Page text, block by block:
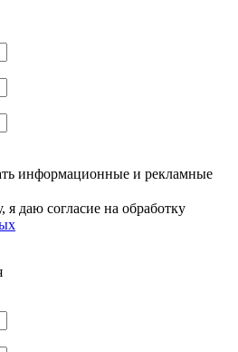
информационные и рекламные
даю согласие на обработку